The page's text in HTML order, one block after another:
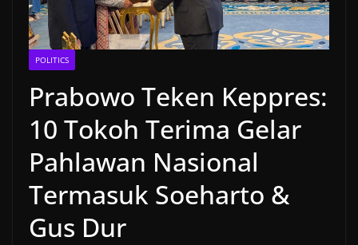
POLITICS
Prabowo Teken Keppres:
10 Tokoh Terima Gelar
Pahlawan Nasional
Termasuk Soeharto &
Gus Dur